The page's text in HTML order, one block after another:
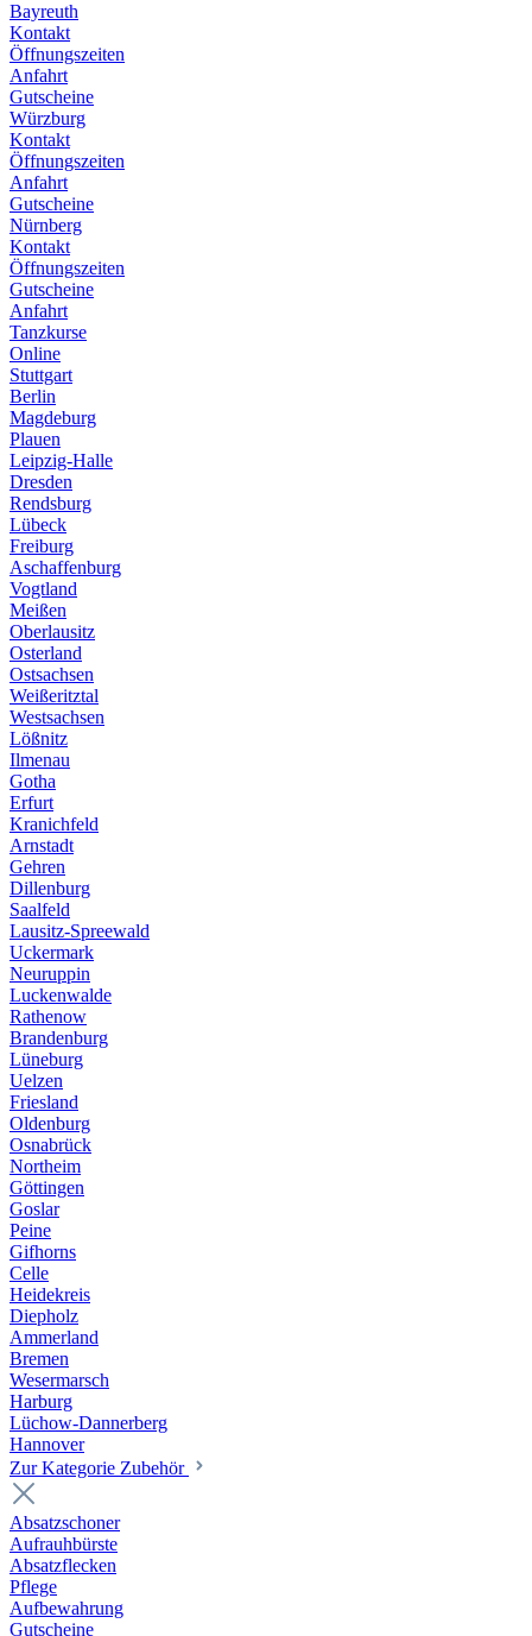
Bayreuth
Kontakt
Öffnungszeiten
Anfahrt
Gutscheine
Würzburg
Kontakt
Öffnungszeiten
Anfahrt
Gutscheine
Nürnberg
Kontakt
Öffnungszeiten
Gutscheine
Anfahrt
Tanzkurse
Online
Stuttgart
Berlin
Magdeburg
Plauen
Leipzig-Halle
Dresden
Rendsburg
Lübeck
Freiburg
Aschaffenburg
Vogtland
Meißen
Oberlausitz
Osterland
Ostsachsen
Weißeritztal
Westsachsen
Lößnitz
Ilmenau
Gotha
Erfurt
Kranichfeld
Arnstadt
Gehren
Dillenburg
Saalfeld
Lausitz-Spreewald
Uckermark
Neuruppin
Luckenwalde
Rathenow
Brandenburg
Lüneburg
Uelzen
Friesland
Oldenburg
Osnabrück
Northeim
Göttingen
Goslar
Peine
Gifhorns
Celle
Heidekreis
Diepholz
Ammerland
Bremen
Wesermarsch
Harburg
Lüchow-Dannerberg
Hannover
Zur Kategorie Zubehör
Absatzschoner
Aufrauhbürste
Absatzflecken
Pflege
Aufbewahrung
Gutscheine